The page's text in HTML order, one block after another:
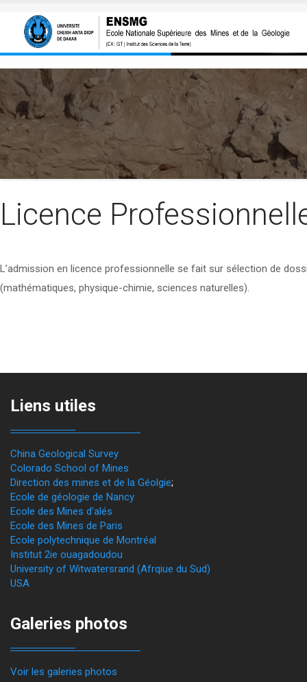
Licence
L’admission en licence professionnelle se fait sur sélection de
(mathématiques, physique-chimie, sciences naturelles).
Liens utiles
China Geological Survey
Colorado School of Mines
Direction des mines et de la Géolgie;
Ecole de géologie de Nancy
Ecole des Mines d'alés
Ecole des Mines de Paris
Ecole polytechnique de Montréal
Institut 2ie ouagadoudou
University of Witwatersrand (Afrqiue du Sud)
USA
Galeries photos
Voir les galeries photos